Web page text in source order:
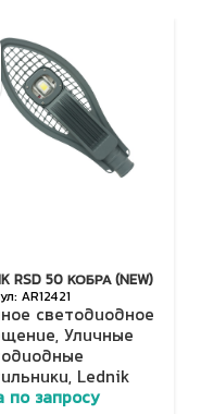
RSD 50 КОБРА (NEW)
AR12421
светодиодное
, Уличные
, Lednik
по запросу